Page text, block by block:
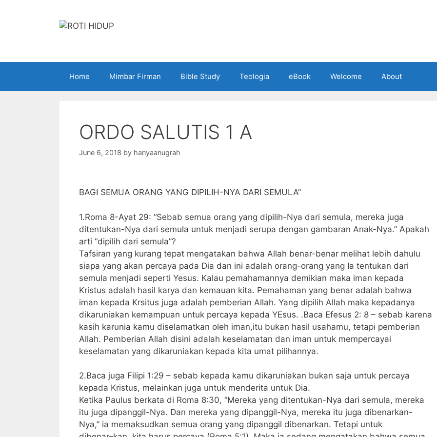
Home Mimbar Firman Bible Study Teologia eBook Welcome About
ORDO SALUTIS 1 A
June 6, 2018 by hanyaanugrah
BAGI SEMUA ORANG YANG DIPILIH-NYA DARI SEMULA”
1.Roma 8-Ayat 29: “Sebab semua orang yang dipilih-Nya dari semula, mereka juga
ditentukan-Nya dari semula untuk menjadi serupa dengan gambaran Anak-Nya.” Apakah
arti “dipilih dari semula”?
Tafsiran yang kurang tepat mengatakan bahwa Allah benar-benar melihat lebih dahulu
siapa yang akan percaya pada Dia dan ini adalah orang-orang yang Ia tentukan dari
semula menjadi seperti Yesus. Kalau pemahamannya demikian maka iman kepada
Kristus adalah hasil karya dan kemauan kita. Pemahaman yang benar adalah bahwa
iman kepada Krsitus juga adalah pemberian Allah. Yang dipilih Allah maka kepadanya
dikaruniakan kemampuan untuk percaya kepada YEsus. .Baca Efesus 2: 8 – sebab karena
kasih karunia kamu diselamatkan oleh iman,itu bukan hasil usahamu, tetapi pemberian
Allah. Pemberian Allah disini adalah keselamatan dan iman untuk mempercayai
keselamatan yang dikaruniakan kepada kita umat pilihannya.
2.Baca juga Filipi 1:29 – sebab kepada kamu dikaruniakan bukan saja untuk percaya
kepada Kristus, melainkan juga untuk menderita untuk Dia.
Ketika Paulus berkata di Roma 8:30, “Mereka yang ditentukan-Nya dari semula, mereka
itu juga dipanggil-Nya. Dan mereka yang dipanggil-Nya, mereka itu juga dibenarkan-
Nya,” ia memaksudkan semua orang yang dipanggil dibenarkan. Tetapi untuk